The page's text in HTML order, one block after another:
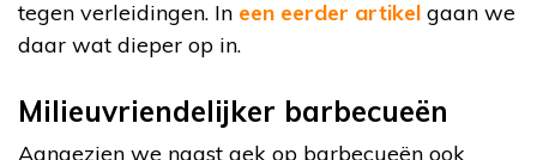
tegen verleidingen. In een eerder artikel gaan we
daar wat dieper op in.
Milieuvriendelijker barbecueën
Aangezien we naast gek op barbecueën ook